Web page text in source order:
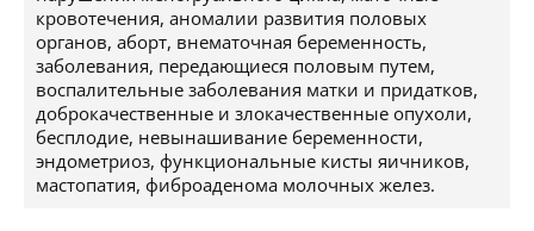
кровотечения, аномалии развития половых
органов, аборт, внематочная беременность,
заболевания, передающиеся половым путем,
воспалительные заболевания матки и придатков,
доброкачественные и злокачественные опухоли,
бесплодие, невынашивание беременности,
эндометриоз, функциональные кисты яичников,
мастопатия, фиброаденома молочных желез.